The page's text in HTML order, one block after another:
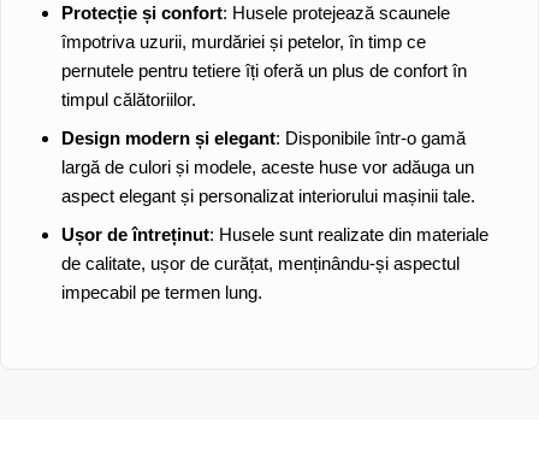
Protecție și confort: Husele protejează scaunele
împotriva uzurii, murdăriei și petelor, în timp ce
pernutele pentru tetiere îți oferă un plus de confort în
timpul călătoriilor.
Design modern și elegant: Disponibile într-o gamă
largă de culori și modele, aceste huse vor adăuga un
aspect elegant și personalizat interiorului mașinii tale.
Ușor de întreținut: Husele sunt realizate din materiale
de calitate, ușor de curățat, menținându-și aspectul
impecabil pe termen lung.